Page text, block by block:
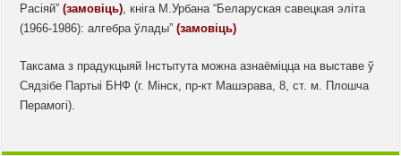
Расіяй”(замовіць) , кніга М.Урбана “Беларуская савецкая эліта
(1966-1986): алгебра ўлады”(замовіць)
Таксама з прадукцыяй Інстытута можна азнаёміцца на выставе ў
Сядзібе Партыі БНФ (г. Мінск, пр-кт Машэрава, 8, ст. м. Плошча
Перамогі).